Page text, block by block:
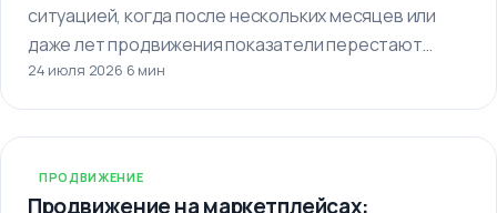
ситуацией, когда после нескольких месяцев или
даже лет продвижения показатели перестают
улучшаться. Кажется,…
24 июля 2026·6 мин
ПРОДВИЖЕНИЕ
Продвижение на маркетплейсах: